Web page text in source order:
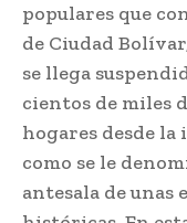
populares que
de Ciudad
se llega
cientos de miles
hogares desde
como se le
antesala de unas